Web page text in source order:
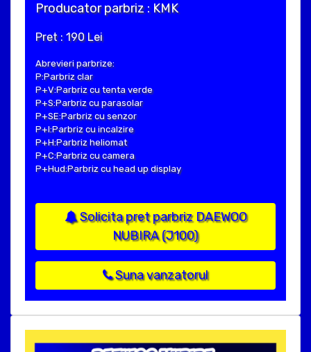
Producator parbriz : KMK
Pret : 190 Lei
Abrevieri parbrize:
P:Parbriz clar
P+V:Parbriz cu tenta verde
P+S:Parbriz cu parasolar
P+SE:Parbriz cu senzor
P+I:Parbriz cu incalzire
P+H:Parbriz heliomat
P+C:Parbriz cu camera
P+Hud:Parbriz cu head up display
Solicita pret parbriz DAEWOO
NUBIRA (J100)
Suna vanzatorul